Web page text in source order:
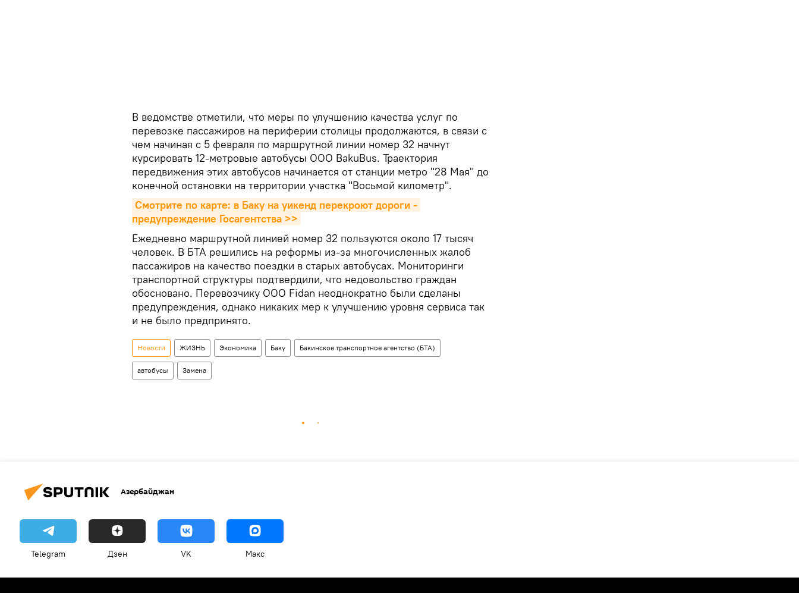
В ведомстве отметили, что меры по улучшению качества услуг по
перевозке пассажиров на периферии столицы продолжаются, в связи с
чем начиная с 5 февраля по маршрутной линии номер 32 начнут
курсировать 12-метровые автобусы ООО BakuBus. Траектория
передвижения этих автобусов начинается от станции метро "28 Мая" до
конечной остановки на территории участка "Восьмой километр".
Смотрите по карте: в Баку на уикенд перекроют дороги -
предупреждение Госагентства >>
Ежедневно маршрутной линией номер 32 пользуются около 17 тысяч
человек. В БТА решились на реформы из-за многочисленных жалоб
пассажиров на качество поездки в старых автобусах. Мониторинги
транспортной структуры подтвердили, что недовольство граждан
обосновано. Перевозчику ООО Fidan неоднократно были сделаны
предупреждения, однако никаких мер к улучшению уровня сервиса так
и не было предпринято.
Новости ЖИЗНЬ Экономика Баку Бакинское транспортное агентство (БТА)
автобусы Замена
Азербайджан
Telegram Дзен VK Макс